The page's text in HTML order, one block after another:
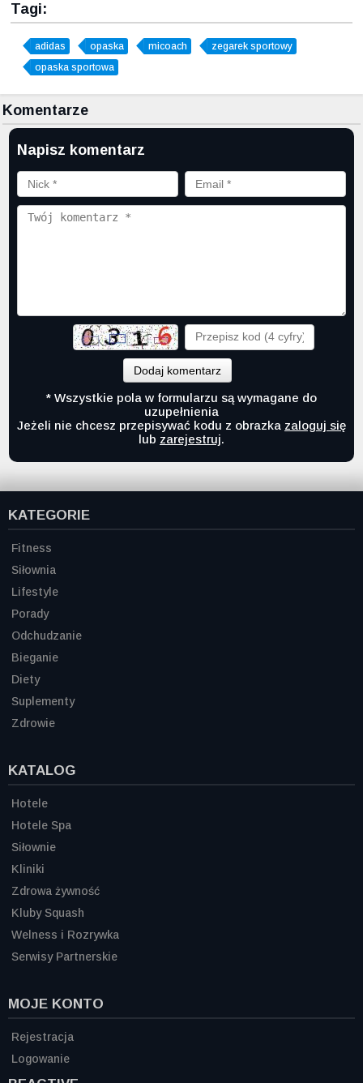
Tagi:
adidas opaska micoach
zegarek sportowy
opaska sportowa
Komentarze
Napisz komentarz
Dodaj komentarz
* Wszystkie pola w formularzu są wymagane do
uzupełnienia
Jeżeli nie chcesz przepisywać kodu z obrazka zaloguj się
lub zarejestruj.
KATEGORIE
Fitness
Siłownia
Lifestyle
Porady
Odchudzanie
Bieganie
Diety
Suplementy
Zdrowie
KATALOG
Hotele
Hotele Spa
Siłownie
Kliniki
Zdrowa żywność
Kluby Squash
Welness i Rozrywka
Serwisy Partnerskie
MOJE KONTO
Rejestracja
Logowanie